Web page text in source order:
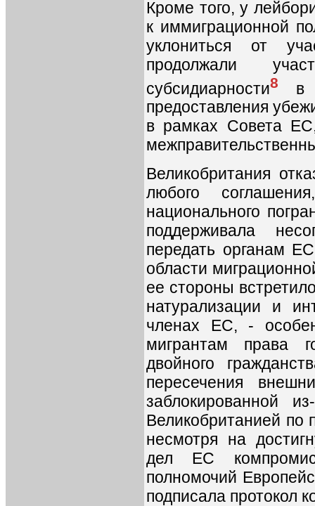
Кроме того, у
к иммиграционной
уклониться от
продолжали
субсидиарности8
в
предоставления
в рамках Совета
Великобритания
любого
национального
поддерживала
передать органам
области
ее стороны
натурализации и
членах ЕС, -
мигрантам права
двойного
пересечения
заблокированной
Великобританией по
несмотря на
дел ЕС
полномочий
подписала протокол